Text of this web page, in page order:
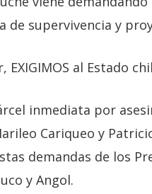
de supervivencia y
al Estado
inmediata por
Cariqueo y
demandas de los
y Angol.